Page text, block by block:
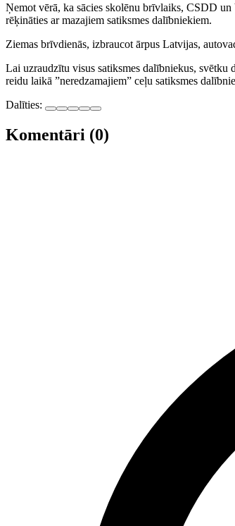
Ņemot vērā, ka sācies skolēnu brīvlaiks, CSDD
rēķināties ar mazajiem satiksmes dalībniekiem.
Ziemas brīvdienās, izbraucot ārpus Latvijas,
Lai uzraudzītu visus satiksmes dalībniekus, svētku
reidu laikā ”neredzamajiem” ceļu satiksmes
Dalīties:
Komentāri (0)